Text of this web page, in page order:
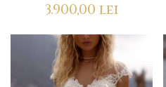
3.900,00 lei